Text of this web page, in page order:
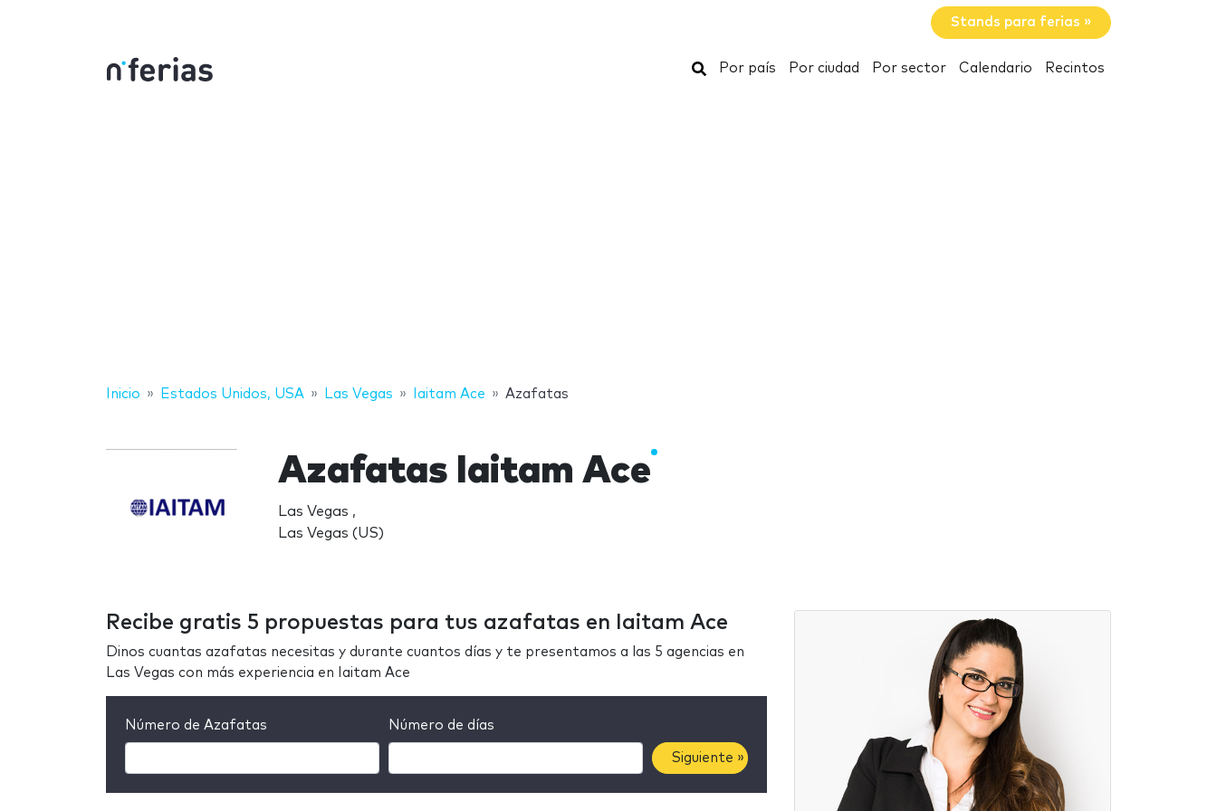
Stands para ferias »
Buscar
Por país Por ciudad Por sector Calendario Recintos
Inicio Estados Unidos, USA Las Vegas Iaitam Ace Azafatas
Azafatas Iaitam Ace
Las Vegas ,
Las Vegas (US)
Recibe gratis 5 propuestas para tus azafatas en Iaitam Ace
Dinos cuantas azafatas necesitas y durante cuantos días y te presentamos a las 5 agencias en
Las Vegas con más experiencia en Iaitam Ace
Número de Azafatas Número de días
Siguiente »